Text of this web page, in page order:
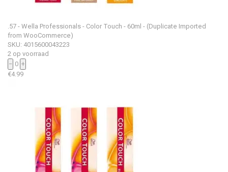
.57 - Wella Professionals - Color Touch - 60ml - (Duplicate Imported
from WooCommerce)
SKU: 4015600043223
2 op voorraad
− 0 +
€4.99